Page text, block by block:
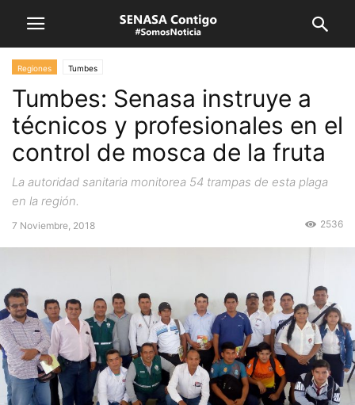
Regiones Tumbes
Tumbes: Senasa instruye a
técnicos y profesionales en el
control de mosca de la fruta
La autoridad sanitaria monitorea 54 trampas de esta plaga
en la región.
7 Noviembre, 2018 2536